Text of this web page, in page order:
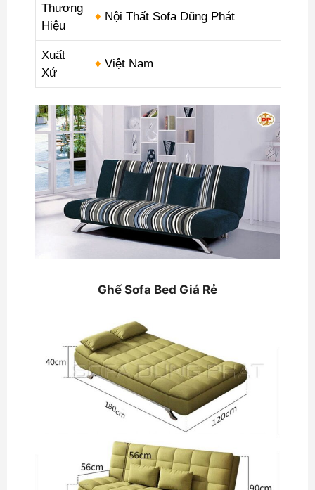
Thương
Hiệu
♦ Nội Thất Sofa Dũng Phát
Xuất
Xứ
♦ Việt Nam
Ghế Sofa Bed Giá Rẻ